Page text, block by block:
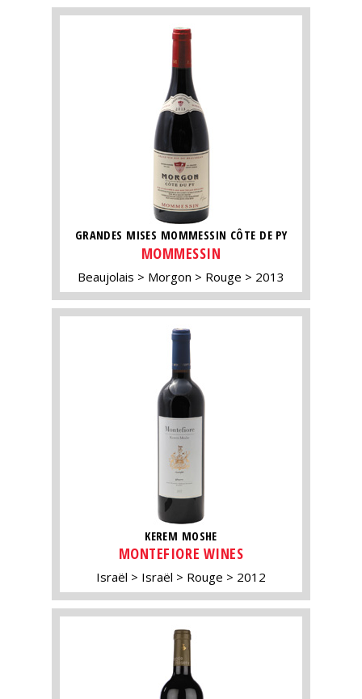
GRANDES MISES MOMMESSIN CÔTE DE PY
MOMMESSIN
Beaujolais Morgon Rouge 2013
KEREM MOSHE
MONTEFIORE WINES
Israël Israël Rouge 2012